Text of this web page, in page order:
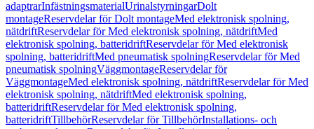
adaptrarInfästningsmaterialUrinalstyrningarDolt
montageReservdelar för Dolt montageMed elektronisk spolning,
nätdriftReservdelar för Med elektronisk spolning, nätdriftMed
elektronisk spolning, batteridriftReservdelar för Med elektronisk
spolning, batteridriftMed pneumatisk spolningReservdelar för Med
pneumatisk spolningVäggmontageReservdelar för
VäggmontageMed elektronisk spolning, nätdriftReservdelar för Med
elektronisk spolning, nätdriftMed elektronisk spolning,
batteridriftReservdelar för Med elektronisk spolning,
batteridriftTillbehörReservdelar för TillbehörInstallations- och